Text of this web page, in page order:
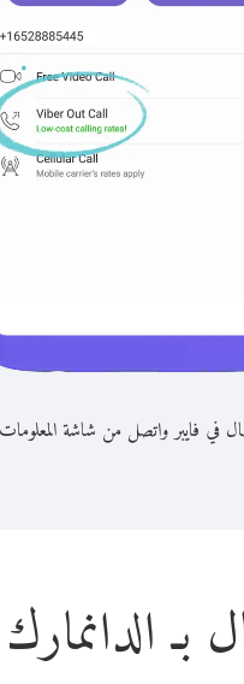
في فايبر واتصل من شاشة المعلومات
بـ